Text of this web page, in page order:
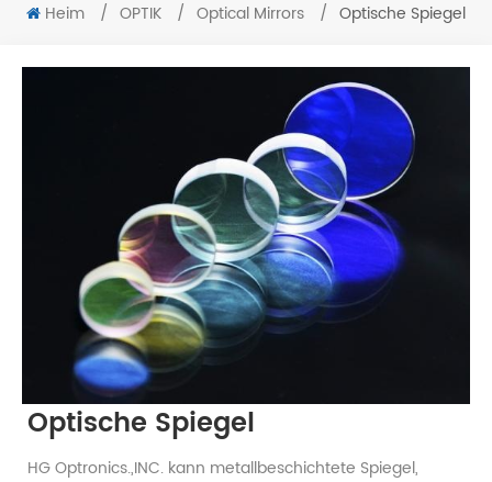
Heim / OPTIK / Optical Mirrors / Optische Spiegel
Optische Spiegel
HG Optronics.,INC. kann metallbeschichtete Spiegel,